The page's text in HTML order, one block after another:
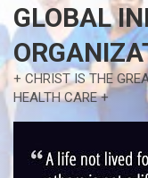
GLOBAL
+ CHRIST IS THE
HEALTH CARE +